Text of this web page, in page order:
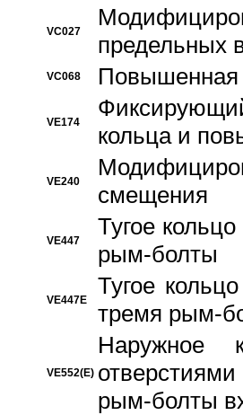
VC027
предельных
VC068 Повышенная
VE174
кольца и
VE240
смещения
VE447
Тугое
рым-болты
VE447E
Тугое
тремя рым-
VE552(E)
Наружное
рым-болты